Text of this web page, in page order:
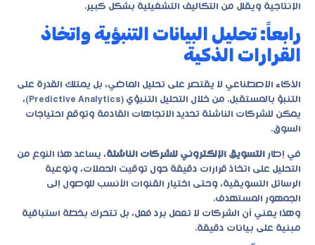
الإنتاجية ويقلل من التكاليف التشغيلية بشكل كبير.
رابعاً: تحليل البيانات التنبؤية واتخاذ
القرارات الذكية
الذكاء الاصطناعي لا يقتصر على تحليل الماضي، بل يمتلك القدرة على
التنبؤ بالمستقبل. من خلال التحليل التنبؤي (Predictive Analytics)،
يمكن للشركات الناشئة تحديد الاتجاهات القادمة وتوقع احتياجات
السوق.
في إطار التسويق الإلكتروني للشركات الناشئة، يساعد هذا النوع من
التحليل على اتخاذ قرارات دقيقة حول توقيت الحملات، ونوعية
الرسائل التسويقية، وحتى اختيار القنوات الأنسب للوصول إلى
الجمهور المستهدف.
وهذا يعني أن الشركات لا تعمل برد فعل، بل تتحرك بخطة استباقية
مبنية على بيانات دقيقة.